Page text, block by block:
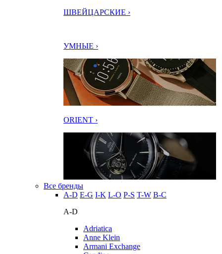
ШВЕЙЦАРСКИЕ ›
УМНЫЕ ›
ORIENT ›
Все бренды
A-D E-G I-K L-O P-S T-W В-С
A-D
Adriatica
Anne Klein
Armani Exchange